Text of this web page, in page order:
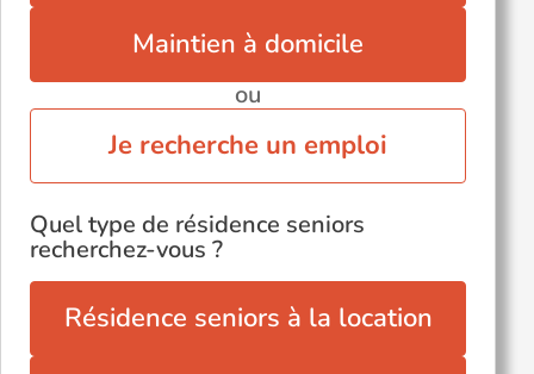
Maintien à domicile
ou
Je recherche un emploi
Quel type de résidence seniors
recherchez-vous ?
Résidence seniors à la location